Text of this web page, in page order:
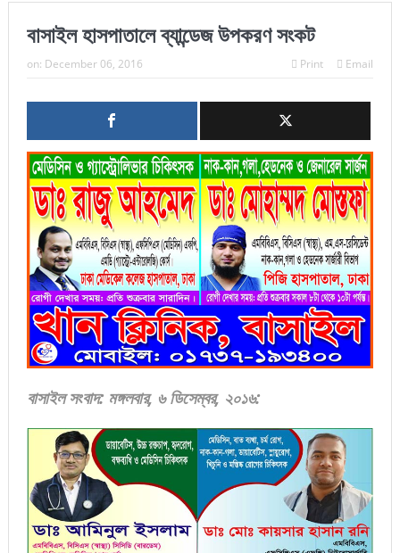
বাসাইল হাসপাতালে ব্যান্ডেজ উপকরণ সংকট
on: December 06, 2016 Print Email
বাসাইল সংবাদ: মঙ্গলবার, ৬ ডিসেম্বর, ২০১৬: